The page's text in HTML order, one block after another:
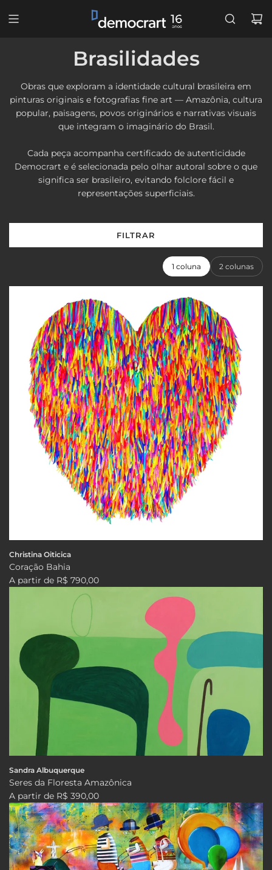
PARA
Brasilidades
Obras que exploram a identidade cultural brasileira em
pinturas originais e fotografias fine art — Amazônia, cultura
popular, paisagens, povos originários e narrativas visuais
que integram o imaginário do Brasil.
Cada peça acompanha certificado de autenticidade
Democrart e é selecionada pelo olhar autoral sobre o que
significa ser brasileiro, evitando folclore fácil e
representações superficiais.
FILTRAR
1 coluna 2 colunas
Christina Oiticica
Coração Bahia
A partir de R$ 790,00
Sandra Albuquerque
Seres da Floresta Amazônica
A partir de R$ 390,00